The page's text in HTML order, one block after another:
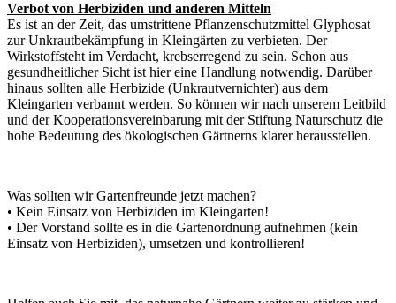
Verbot von Herbiziden und anderen Mitteln
Es ist an der Zeit, das umstrittene Pflanzenschutzmittel Glyphosat
zur Unkrautbekämpfung in Kleingärten zu verbieten. Der
Wirkstoffsteht im Verdacht, krebserregend zu sein. Schon aus
gesundheitlicher Sicht ist hier eine Handlung notwendig. Darüber
hinaus sollten alle Herbizide (Unkrautvernichter) aus dem
Kleingarten verbannt werden. So können wir nach unserem Leitbild
und der Kooperationsvereinbarung mit der Stiftung Naturschutz die
hohe Bedeutung des ökologischen Gärtnerns klarer herausstellen.
Was sollten wir Gartenfreunde jetzt machen?
• Kein Einsatz von Herbiziden im Kleingarten!
• Der Vorstand sollte es in die Gartenordnung aufnehmen (kein
Einsatz von Herbiziden), umsetzen und kontrollieren!